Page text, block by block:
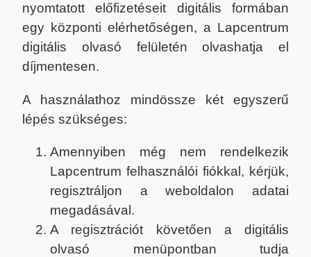
nyomtatott előfizetéseit digitális formában
egy központi elérhetőségen, a Lapcentrum
digitális olvasó felületén olvashatja el
díjmentesen.
A használathoz mindössze két egyszerű
lépés szükséges:
Amennyiben még nem rendelkezik
Lapcentrum felhasználói fiókkal, kérjük,
regisztráljon a weboldalon adatai
megadásával.
A regisztrációt követően a digitális
olvasó menüpontban tudja